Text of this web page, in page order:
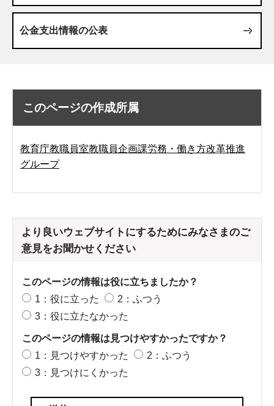
公金支出情報の公表
このページの作成所属
教育庁教職員室教職員企画課労務・働き方改革推進
グループ
より良いウェブサイトにするためにみなさまのご
意見をお聞かせください
このページの情報は役に立ちましたか？
1：役に立った
2：ふつう
3：役に立たなかった
このページの情報は見つけやすかったですか？
1：見つけやすかった
2：ふつう
3：見つけにくかった